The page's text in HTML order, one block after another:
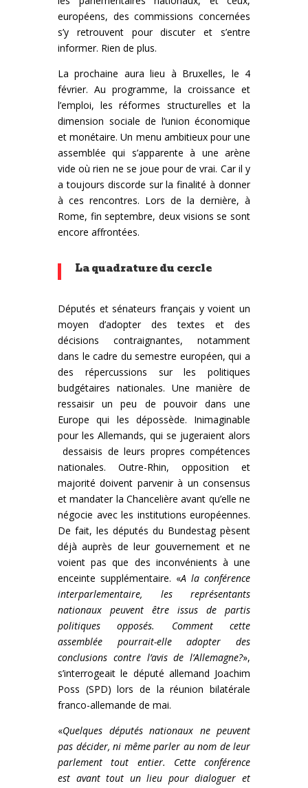
européens, des commissions concernées
s’y retrouvent pour discuter et s’entre
informer. Rien de plus.
La prochaine aura lieu à Bruxelles, le 4
février. Au programme, la croissance et
l’emploi, les réformes structurelles et la
dimension sociale de l’union économique
et monétaire. Un menu ambitieux pour une
assemblée qui s’apparente à une arène
vide où rien ne se joue pour de vrai. Car il y
a toujours discorde sur la finalité à donner
à ces rencontres. Lors de la dernière, à
Rome, fin septembre, deux visions se sont
encore affrontées.
La quadrature du cercle
Députés et sénateurs français y voient un
moyen d’adopter des textes et des
décisions contraignantes, notamment
dans le cadre du semestre européen, qui a
des répercussions sur les politiques
budgétaires nationales. Une manière de
ressaisir un peu de pouvoir dans une
Europe qui les dépossède. Inimaginable
pour les Allemands, qui se jugeraient alors
dessaisis de leurs propres compétences
nationales. Outre-Rhin, opposition et
majorité doivent parvenir à un consensus
et mandater la Chancelière avant qu’elle ne
négocie avec les institutions européennes.
De fait, les députés du Bundestag pèsent
déjà auprès de leur gouvernement et ne
voient pas que des inconvénients à une
enceinte supplémentaire. «A la conférence
interparlementaire, les représentants
nationaux peuvent être issus de partis
politiques opposés. Comment cette
assemblée pourrait-elle adopter des
conclusions contre l’avis de l’Allemagne?»,
s’interrogeait le député allemand Joachim
Poss (SPD) lors de la réunion bilatérale
franco-allemande de mai.
«Quelques députés nationaux ne peuvent
pas décider, ni même parler au nom de leur
parlement tout entier. Cette conférence
est avant tout un lieu pour dialoguer et